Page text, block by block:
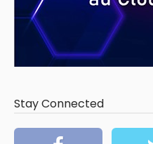
Stay Connected